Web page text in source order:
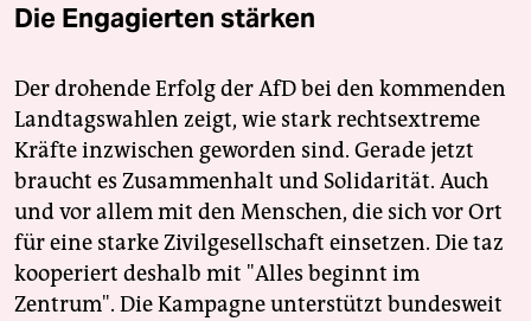
Die Engagierten stärken
Der drohende Erfolg der AfD bei den kommenden
Landtagswahlen zeigt, wie stark rechtsextreme
Kräfte inzwischen geworden sind. Gerade jetzt
braucht es Zusammenhalt und Solidarität. Auch
und vor allem mit den Menschen, die sich vor Ort
für eine starke Zivilgesellschaft einsetzen. Die taz
kooperiert deshalb mit "Alles beginnt im
Zentrum". Die Kampagne unterstützt bundesweit